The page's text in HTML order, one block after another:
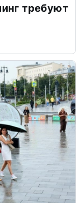
требуют